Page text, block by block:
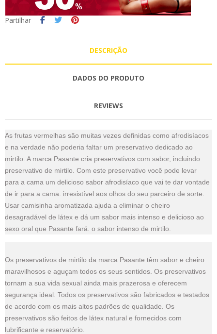
Partilhar
DESCRIÇÃO
DADOS DO PRODUTO
REVIEWS
As frutas vermelhas são muitas vezes definidas como afrodisíacos
e na verdade não poderia faltar um preservativo dedicado ao
mirtilo. A marca Pasante cria preservativos com sabor, incluindo
preservativo de mirtilo. Com este preservativo você pode levar
para a cama um delicioso sabor afrodisíaco que vai te dar vontade
de ir para a cama. irresistível aos olhos do seu parceiro de sorte.
Usar camisinha aromatizada ajuda a eliminar o cheiro
desagradável de látex e dá um sabor mais intenso e delicioso ao
sexo oral que Pasante fará. o sabor intenso de mirtilo.
Os preservativos de mirtilo da marca Pasante têm sabor e cheiro
maravilhosos e aguçam todos os seus sentidos. Os preservativos
tornam a sua vida sexual ainda mais prazerosa e oferecem
segurança ideal. Todos os preservativos são fabricados e testados
de acordo com os mais altos padrões de qualidade. Os
preservativos são feitos de látex natural e fornecidos com
lubrificante e reservatório.